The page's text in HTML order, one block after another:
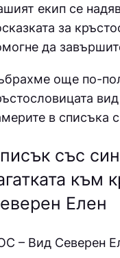
екип се
за
да
още по-
в списъка
със
към
Елен
– Вид Северен